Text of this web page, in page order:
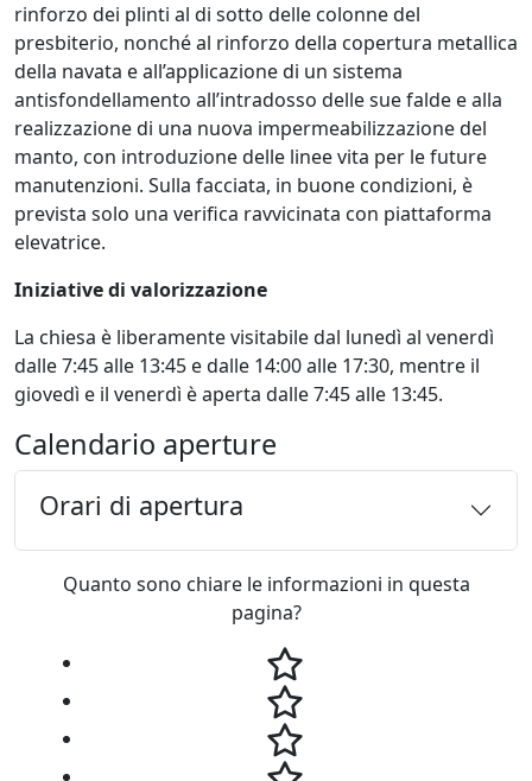
rinforzo dei plinti al di sotto delle colonne del
presbiterio, nonché al rinforzo della copertura metallica
della navata e all’applicazione di un sistema
antisfondellamento all’intradosso delle sue falde e alla
realizzazione di una nuova impermeabilizzazione del
manto, con introduzione delle linee vita per le future
manutenzioni. Sulla facciata, in buone condizioni, è
prevista solo una verifica ravvicinata con piattaforma
elevatrice.
Iniziative di valorizzazione
La chiesa è liberamente visitabile dal lunedì al venerdì
dalle 7:45 alle 13:45 e dalle 14:00 alle 17:30, mentre il
giovedì e il venerdì è aperta dalle 7:45 alle 13:45.
Calendario aperture
Orari di apertura
Quanto sono chiare le informazioni in questa
pagina?